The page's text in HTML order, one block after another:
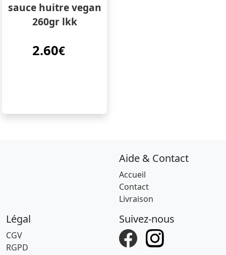
sauce huitre vegan
260gr lkk
2.60€
Aide & Contact
Accueil
Contact
Livraison
Légal
CGV
RGPD
Suivez-nous